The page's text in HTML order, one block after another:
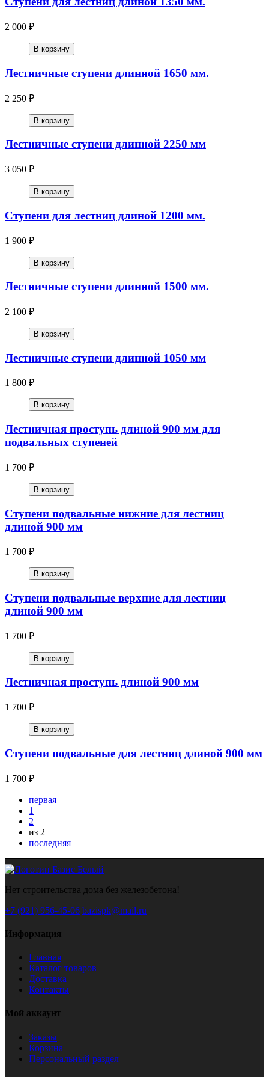
2 000 ₽
В корзину
Лестничные ступени длинной 1650 мм.
2 250 ₽
В корзину
Лестничные ступени длинной 2250 мм
3 050 ₽
В корзину
Ступени для лестниц длиной 1200 мм.
1 900 ₽
В корзину
Лестничные ступени длинной 1500 мм.
2 100 ₽
В корзину
Лестничные ступени длинной 1050 мм
1 800 ₽
В корзину
Лестничная проступь длиной 900 мм для
подвальных ступеней
1 700 ₽
В корзину
Ступени подвальные нижние для лестниц
длиной 900 мм
1 700 ₽
В корзину
Ступени подвальные верхние для лестниц
длиной 900 мм
1 700 ₽
В корзину
Лестничная проступь длиной 900 мм
1 700 ₽
В корзину
Ступени подвальные для лестниц длиной 900 мм
1 700 ₽
первая
1
2
из 2
последняя
Нет строительства дома без железобетона!
+7 (921) 956-45-06 bazispk@mail.ru
Информация
Главная
Каталог товаров
Доставка
Контакты
Мой аккаунт
Заказы
Корзина
Персональный раздел